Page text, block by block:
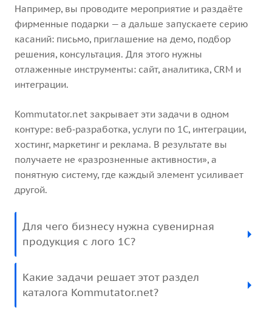
Например, вы проводите мероприятие и раздаёте
фирменные подарки — а дальше запускаете серию
касаний: письмо, приглашение на демо, подбор
решения, консультация. Для этого нужны
отлаженные инструменты: сайт, аналитика, CRM и
интеграции.
Kommutator.net закрывает эти задачи в одном
контуре: веб‑разработка, услуги по 1С, интеграции,
хостинг, маркетинг и реклама. В результате вы
получаете не «разрозненные активности», а
понятную систему, где каждый элемент усиливает
другой.
Для чего бизнесу нужна сувенирная
продукция с лого 1С?
Какие задачи решает этот раздел
каталога Kommutator.net?